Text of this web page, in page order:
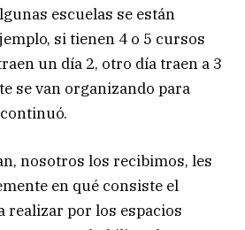
escuelas se están
si tienen 4 o 5 cursos
un día 2, otro día traen a 3
se van organizando para
nosotros los recibimos, les
en qué consiste el
realizar por los espacios